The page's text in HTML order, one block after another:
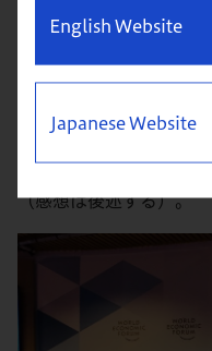
English Website
Japanese Website
ションに参加中。パネ
（感想は後述する）。